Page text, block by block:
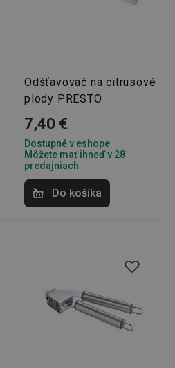
Odšťavovač na citrusové
plody PRESTO
7,40 €
Dostupné v eshope
Môžete mať ihneď v 28
predajniach
Do košíka